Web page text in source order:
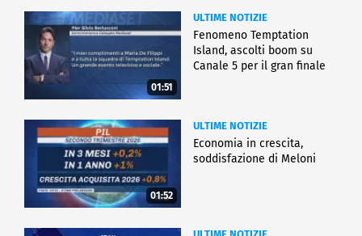
01:51
ULTIME NOTIZIE
Fenomeno Temptation
Island, ascolti boom su
Canale 5 per il gran finale
01:52
ULTIME NOTIZIE
Economia in crescita,
soddisfazione di Meloni